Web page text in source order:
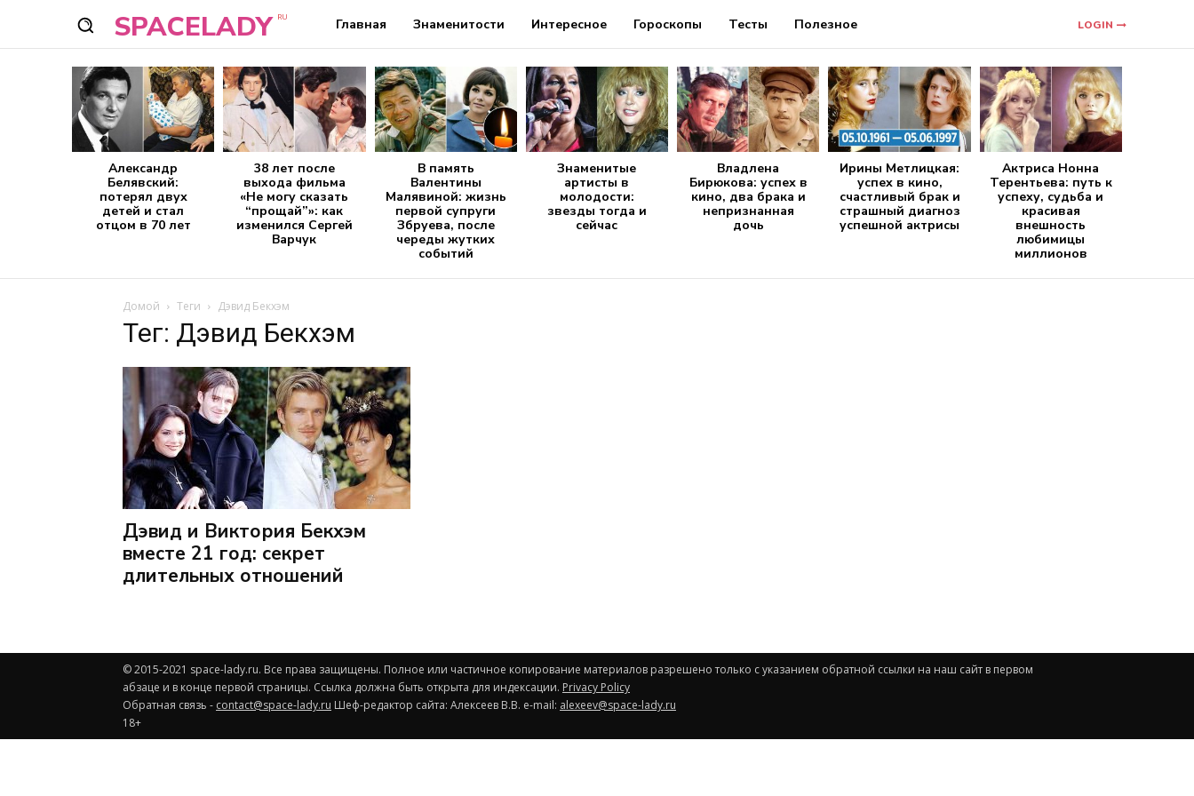
SPACELADY RU Главная Знаменитости Интересное Гороскопы Тесты Полезное LOGIN
Александр
Белявский:
потерял двух
детей и стал
отцом в 70 лет
38 лет после
выхода фильма
«Не могу сказать
“прощай”»: как
изменился Сергей
Варчук
В память
Валентины
Малявиной: жизнь
первой супруги
Збруева, после
череды жутких
событий
Знаменитые
артисты в
молодости:
звезды тогда и
сейчас
Владлена
Бирюкова: успех в
кино, два брака и
непризнанная
дочь
Ирины Метлицкая:
успех в кино,
счастливый брак и
страшный диагноз
успешной актрисы
Актриса Нонна
Терентьева: путь к
успеху, судьба и
красивая
внешность
любимицы
миллионов
Домой Теги Дэвид Бекхэм
Тег: Дэвид Бекхэм
Дэвид и Виктория Бекхэм
вместе 21 год: секрет
длительных отношений
© 2015-2021 space-lady.ru. Все права защищены. Полное или частичное копирование материалов разрешено только с указанием обратной ссылки на наш сайт в первом
абзаце и в конце первой страницы. Ссылка должна быть открыта для индексации. Privacy Policy
Обратная связь - contact@space-lady.ru Шеф-редактор сайта: Алексеев В.В. e-mail: alexeev@space-lady.ru
18+